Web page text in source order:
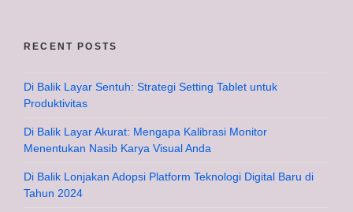
RECENT POSTS
Di Balik Layar Sentuh: Strategi Setting Tablet untuk
Produktivitas
Di Balik Layar Akurat: Mengapa Kalibrasi Monitor
Menentukan Nasib Karya Visual Anda
Di Balik Lonjakan Adopsi Platform Teknologi Digital Baru di
Tahun 2024